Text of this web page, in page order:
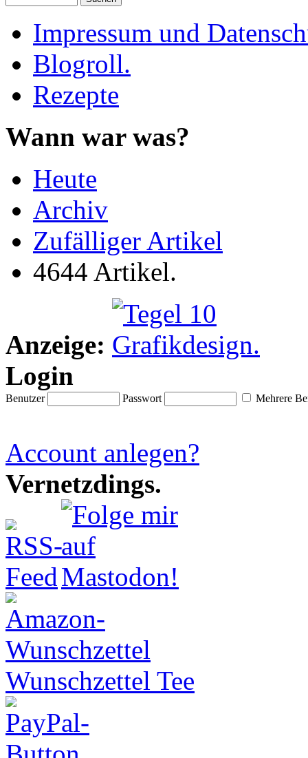
Impressum und
Blogroll.
Rezepte
Wann war was?
Heute
Archiv
Zufälliger Artikel
4644 Artikel.
Anzeige:
Login
Benutzer Passwort Mehrere
Account anlegen?
Vernetzdings.
Wunschzettel Tee